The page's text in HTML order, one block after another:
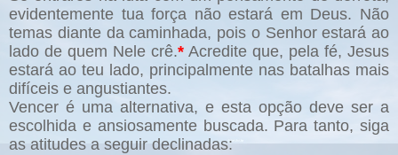
evidentemente tua força não estará em Deus. Não
temas diante da caminhada, pois o Senhor estará ao
lado de quem Nele crê.* Acredite que, pela fé, Jesus
estará ao teu lado, principalmente nas batalhas mais
difíceis e angustiantes.
Vencer é uma alternativa, e esta opção deve ser a
escolhida e ansiosamente buscada. Para tanto, siga
as atitudes a seguir declinadas: